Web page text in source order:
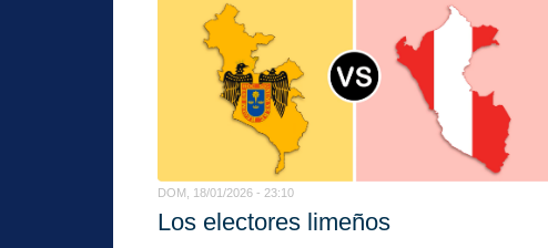
DOM, 18/01/2026 - 23:10
Los electores limeños